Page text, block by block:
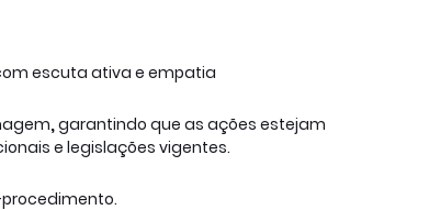
escuta ativa e empatia
, garantindo que as ações estejam
e legislações vigentes.